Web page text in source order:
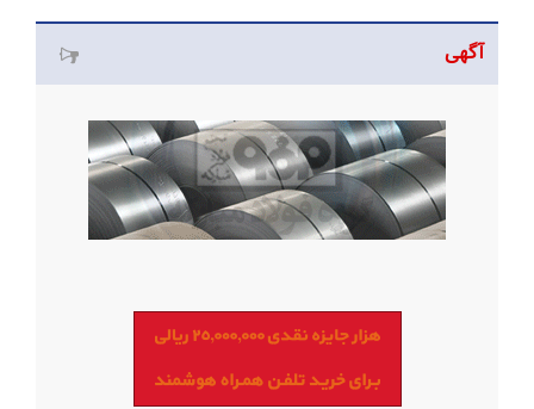
آگهی